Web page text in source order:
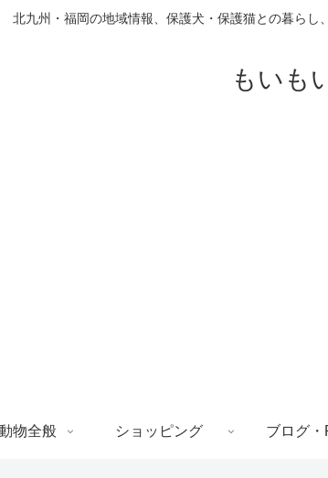
北九州・福岡の地域情報、保護犬・保護猫との暮ら
もいも
物全般 ショッピング ブログ